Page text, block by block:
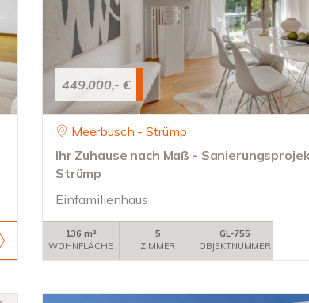
449.000,- €
Meerbusch - Strümp
Ihr Zuhause nach Maß -
Strümp
Einfamilienhaus
136 m²
WOHNFLÄCHE
5
ZIMMER
GL-755
OBJEKTNUMMER